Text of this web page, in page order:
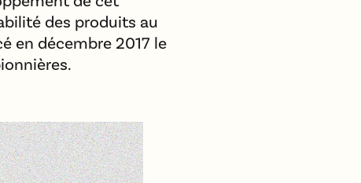
des produits au
en décembre 2017 le